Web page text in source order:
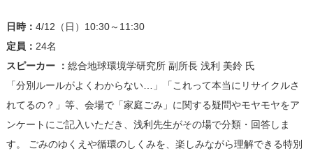
日時： 4/12（日）10:30～11:30
定員： 24名
スピーカー ：
総合地球環境学研究所 副所長 浅利 美鈴 氏
「分別ルールがよくわからない…」「これって本当にリサイクルさ
れてるの？」等、会場で「家庭ごみ」に関する疑問やモヤモヤをア
ンケートにご記入いただき、浅利先生がその場で分類・回答しま
す。 ごみのゆくえや循環のしくみを、楽しみながら理解できる特別